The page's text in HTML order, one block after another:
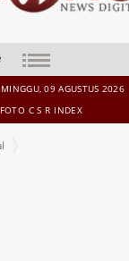
MINGGU, 09 AGUSTUS 2026
FOTO C S R INDEX